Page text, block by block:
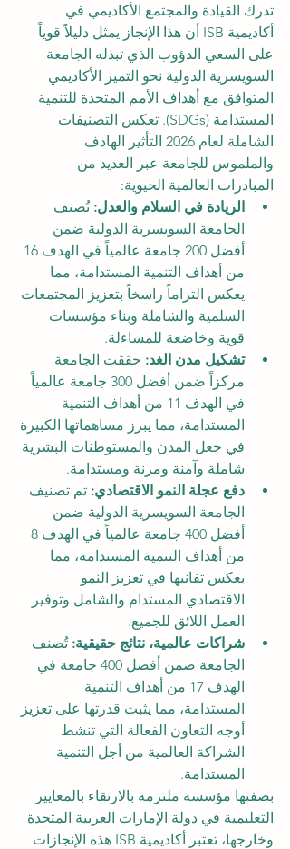
تدرك القيادة والمجتمع الأكاديمي في
أكاديمية ISB أن هذا الإنجاز يمثل دليلاً قوياً
على السعي الدؤوب الذي تبذله الجامعة
السويسرية الدولية نحو التميز الأكاديمي
المتوافق مع أهداف الأمم المتحدة للتنمية
المستدامة (SDGs). تعكس التصنيفات
الشاملة لعام 2026 التأثير الهادف
والملموس للجامعة عبر العديد من
المبادرات العالمية الحيوية:
الريادة في السلام والعدل: تُصنف
الجامعة السويسرية الدولية ضمن
من أهداف التنمية المستدامة، مما
يعكس التزاماً راسخاً بتعزيز المجتمعات
السلمية والشاملة وبناء مؤسسات
قوية وخاضعة للمساءلة.
تشكيل مدن الغد: حققت الجامعة
مركزاً ضمن أفضل 300 جامعة عالمياً
في الهدف 11 من أهداف التنمية
المستدامة، مما يبرز مساهماتها الكبيرة
في جعل المدن والمستوطنات البشرية
شاملة وآمنة ومرنة ومستدامة.
دفع عجلة النمو الاقتصادي: تم تصنيف
الجامعة السويسرية الدولية ضمن
من أهداف التنمية المستدامة، مما
يعكس تفانيها في تعزيز النمو
الاقتصادي المستدام والشامل وتوفير
العمل اللائق للجميع.
شراكات عالمية، نتائج حقيقية: تُصنف
الجامعة ضمن أفضل 400 جامعة في
الهدف 17 من أهداف التنمية
المستدامة، مما يثبت قدرتها على تعزيز
أوجه التعاون الفعالة التي تنشط
الشراكة العالمية من أجل التنمية
المستدامة.
بصفتها مؤسسة ملتزمة بالارتقاء بالمعايير
التعليمية في دولة الإمارات العربية المتحدة
وخارجها، تعتبر أكاديمية ISB هذه الإنجازات